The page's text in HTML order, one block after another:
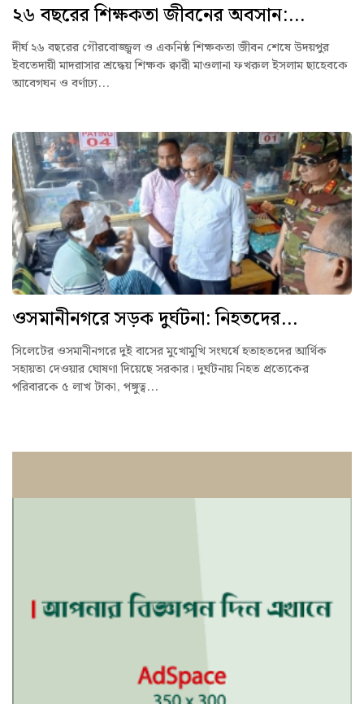
২৬ বছরের শিক্ষকতা জীবনের অবসান:...
দীর্ঘ ২৬ বছরের গৌরবোজ্জ্বল ও একনিষ্ঠ শিক্ষকতা জীবন শেষে উদয়পুর
ইবতেদায়ী মাদরাসার শ্রদ্ধেয় শিক্ষক ক্বারী মাওলানা ফখরুল ইসলাম ছাহেবকে
আবেগঘন ও বর্ণাঢ্য...
ওসমানীনগরে সড়ক দুর্ঘটনা: নিহতদের...
সিলেটের ওসমানীনগরে দুই বাসের মুখোমুখি সংঘর্ষে হতাহতদের আর্থিক
সহায়তা দেওয়ার ঘোষণা দিয়েছে সরকার। দুর্ঘটনায় নিহত প্রত্যেকের
পরিবারকে ৫ লাখ টাকা, পঙ্গুত্ব...